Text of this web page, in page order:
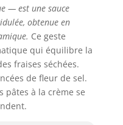
— est une sauce
obtenue en
Ce geste
qui équilibre la
fraises séchées.
de fleur de sel.
pâtes à la crème se